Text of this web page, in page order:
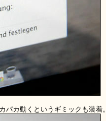
パカ動くというギミックも装着。